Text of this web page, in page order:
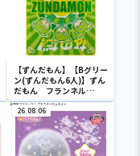
【ずんだもん】【Bグリー
ン(ずんだもん6人)】ずん
だもん フランネル
100×140
26.08.06